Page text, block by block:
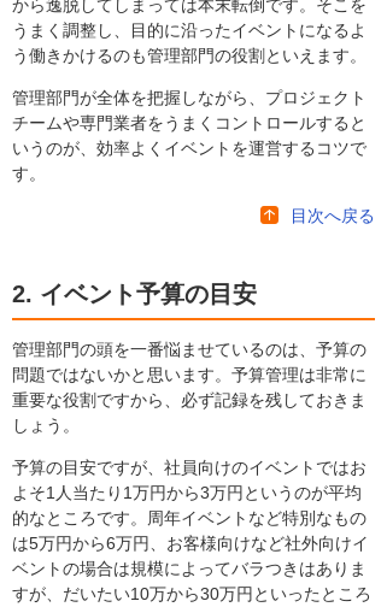
から逸脱してしまっては本末転倒です。そこを
うまく調整し、目的に沿ったイベントになるよ
う働きかけるのも管理部門の役割といえます。
管理部門が全体を把握しながら、プロジェクト
チームや専門業者をうまくコントロールすると
いうのが、効率よくイベントを運営するコツで
す。
目次へ戻る
2. イベント予算の目安
管理部門の頭を一番悩ませているのは、予算の
問題ではないかと思います。予算管理は非常に
重要な役割ですから、必ず記録を残しておきま
しょう。
予算の目安ですが、社員向けのイベントではお
よそ1人当たり1万円から3万円というのが平均
的なところです。周年イベントなど特別なもの
は5万円から6万円、お客様向けなど社外向けイ
ベントの場合は規模によってバラつきはありま
すが、だいたい10万から30万円といったところ